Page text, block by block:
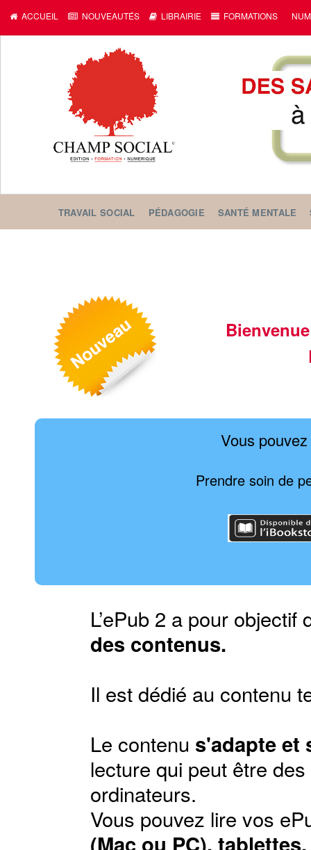
ACCUEIL NOUVEAUTÉS LIBRAIRIE FORMATIONS
TRAVAIL SOCIAL PÉDAGOGIE SANTÉ MENTALE
Vous
Prendre soin de
L’ePub 2 a pour
des contenus.
Il est dédié au contenu
Le contenu s'adapte et
lecture qui peut être
ordinateurs.
Vous pouvez lire vos
(Mac ou PC),